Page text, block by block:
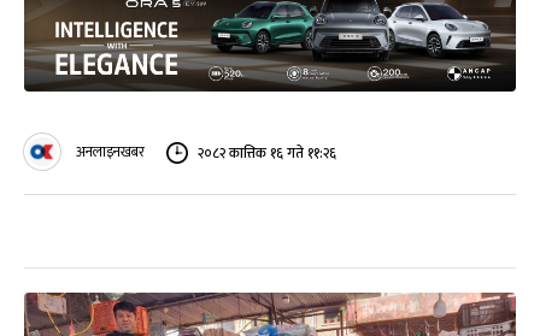
अनलाइनखबर २०८२ कात्तिक १६ गते ११:२६